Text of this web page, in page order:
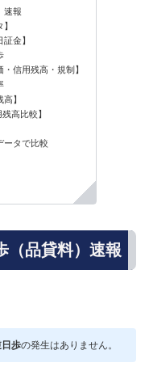
速報
金】
信用残高・規制】
】
高比較】
ータで比較
（品貸料）速報
歩の発生はありません。